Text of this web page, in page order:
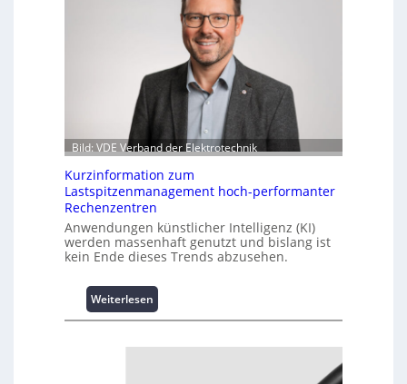
Bild: VDE Verband der Elektrotechnik
Kurzinformation zum
Lastspitzenmanagement hoch-performanter
Rechenzentren
Anwendungen künstlicher Intelligenz (KI)
werden massenhaft genutzt und bislang ist
kein Ende dieses Trends abzusehen.
Weiterlesen
K
r